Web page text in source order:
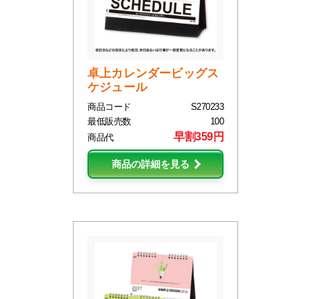
卓上カレンダービッグス
ケジュール
商品コード
S270233
最低販売数
100
商品代
早割359円
商品の詳細を見る